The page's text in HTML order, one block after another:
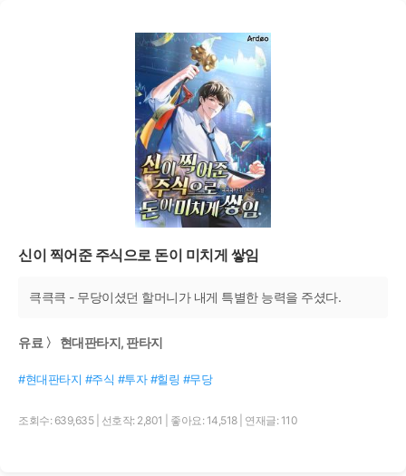
신이 찍어준 주식으로 돈이 미치게 쌓임
큭큭큭 - 무당이셨던 할머니가 내게 특별한 능력을 주셨다.
유료 〉 현대판타지, 판타지
#현대판타지 #주식 #투자 #힐링 #무당
조회수: 639,635 선호작: 2,801 좋아요: 14,518 연재글: 110